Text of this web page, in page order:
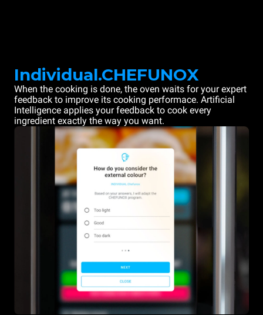
Individual.CHEFUNOX
When the cooking is done, the oven waits for your expert
feedback to improve its cooking performace. Artificial
Intelligence applies your feedback to cook every
ingredient exactly the way you want.